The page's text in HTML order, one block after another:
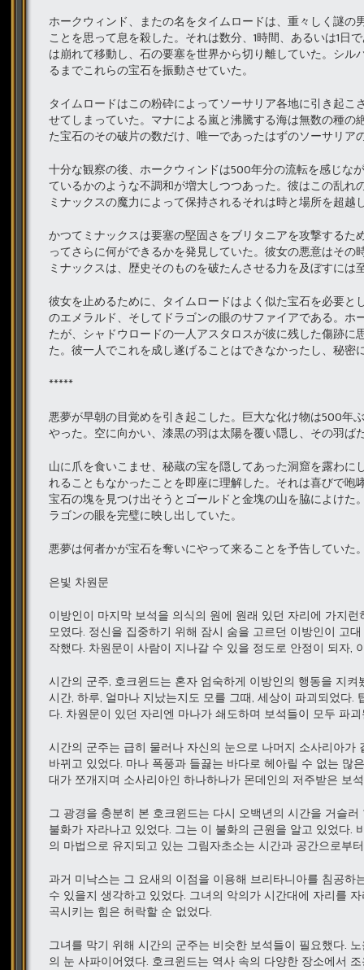
ホークウィンド、またの名をタイムロードは、重々しく謎
ことを思って息を殺した。それは数分、1時間、あるいは1
は崩れて移動し、石の要塞を世界から切り離していた。シ
るまでこれらの宝石を振動させていた。
タイムロードはこの粉砕によってソーサリア各地に引き起
せてしまっていた。マナによる嵐と沸騰する海は無数の種
た宝石のその破片の数だけ、唯一であったはずのソーサリア
十分な観察の後、ホークウィンドは500年分の流転を感じな
ているかのような不調和が増大しつつあった。彼はこの乱
ミナックスの魔力によって保持されるそれは時と場所を超
かつてミナックスは要塞の堅固さをブリタニアを攻撃する
ってさらに何ができるかを発見していた。彼女の悪意はそ
ミナックスは、歴史そのものを破たんさせる力を及ぼすには
彼女を止めるために、タイムロードはよく似た宝石を必要
のエメラルド、そしてドラゴンの眼のサファイアである。
たが、シャドウロードの一人アスタロスが彼に残した傷跡
た。彼一人でこれを成し遂げることはできなかったし、秘
*****
悪夢が早朝の目覚めを引き起こした。巨大な化け物は500年
やった。空に向かい、漆黒の羽は太陽を覆い隠し、その羽
山に爪を食いこませ、秘蔵の宝を隠してあった洞窟を露わ
れることもなかったことを即座に理解した。それは喜びで
宝石の塊を見つけ出そうとゴールドと金塊の山を脇によけ
ラゴンの眼を完璧に映し出していた。
悪夢は何者かが宝石を奪いにやって来ることを予告してい
은빛 차원문
이방인이 마지막 보석을 의식의 원에 원래 있던 자리에 가지
모였다. 정신을 집중하기 위해 잠시 숨을 고르던 이방인이 고
작했다. 차원문이 사람이 지나갈 수 있을 정도로 안정이 되자,
시간의 군주, 호크윈드는 혼자 엄숙하게 이방인의 행동을 지
시간, 하루, 얼마나 지났는지도 모를 그때, 세상이 파괴되었다
다. 차원문이 있던 자리엔 마나가 쇄도하며 보석들이 모두 파
시간의 군주는 급히 물러나 자신의 눈으로 나머지 소사리아
바뀌고 있었다. 마나 폭풍과 들끓는 바다로 헤아릴 수 없는 많
대가 쪼개지며 소사리아인 하나하나가 몬데인의 저주받은 보
그 광경을 충분히 본 호크윈드는 다시 오백년의 시간을 거슬
불화가 자라나고 있었다. 그는 이 불화의 근원을 알고 있었다.
의 마법으로 유지되고 있는 그림자초소는 시간과 공간으로부
과거 미낙스는 그 요새의 이점을 이용해 브리타니아를 침공
수 있을지 생각하고 있었다. 그녀의 악의가 시간대에 자리를
곡시키는 힘은 허락할 순 없었다.
그녀를 막기 위해 시간의 군주는 비슷한 보석들이 필요했다.
의 눈 사파이어였다. 호크윈드는 역사 속의 다양한 장소에서